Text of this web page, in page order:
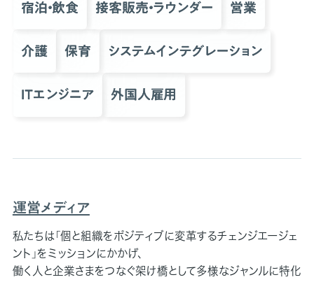
宿泊・飲食 接客販売・ラウンダー 営業
介護 保育 システムインテグレーション
ITエンジニア 外国人雇用
運営メディア
私たちは「個と組織をポジティブに変革するチェンジエージェ
ント」をミッションにかかげ、
働く人と企業さまをつなぐ架け橋として多様なジャンルに特化